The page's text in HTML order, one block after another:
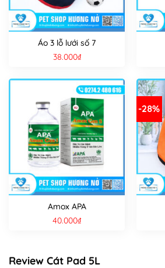
Áo 3 lỗ lưới số 7
38.000₫
Amox APA
40.000₫
-28%
Review Cát Pad 5L